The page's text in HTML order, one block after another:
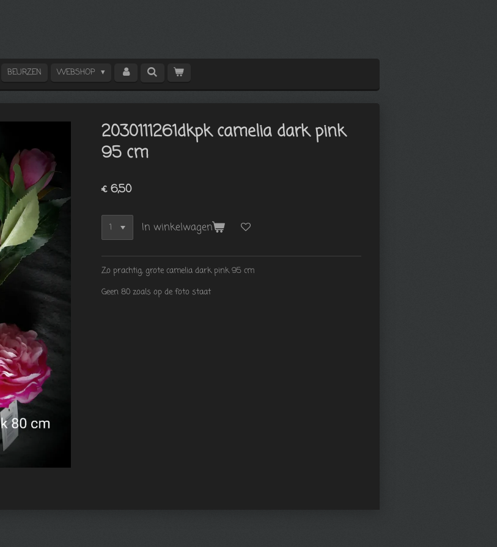
BEURZEN WEBSHOP
2030111261dkpk camelia dark pink
95 cm
€ 6,50
In winkelwagen
Zo prachtig, grote camelia dark pink 95 cm
Geen 80 zoals op de foto staat